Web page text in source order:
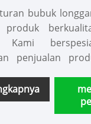
bubuk
produk
Kami
penjualan
aman dan tidak